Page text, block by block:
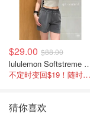
$29.00 $88.00
lululemon Softstreme
不定时变回$19！随时点进来看
猜你喜欢